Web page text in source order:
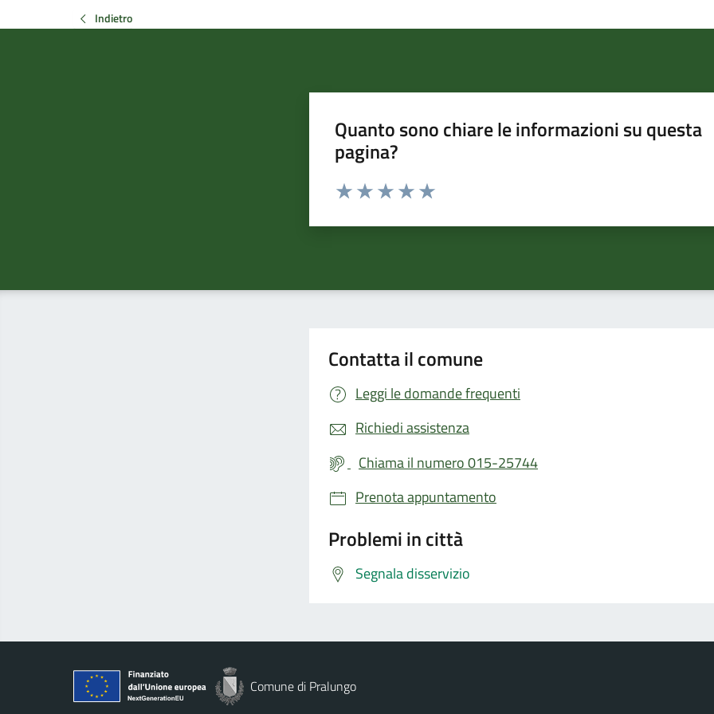
Indietro
Quanto sono chiare le informazioni su questa
pagina?
Valuta da 1 a 5 stelle la pagina
Contatta il comune
Leggi le domande frequenti
Richiedi assistenza
Chiama il numero 015-25744
Prenota appuntamento
Problemi in città
Segnala disservizio
Comune di Pralungo